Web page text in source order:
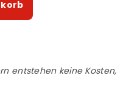
entstehen keine Kosten,